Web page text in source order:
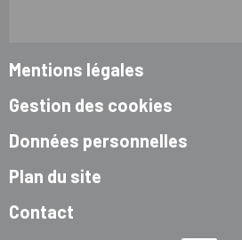
Mentions légales
Gestion des cookies
Données personnelles
Plan du site
Contact